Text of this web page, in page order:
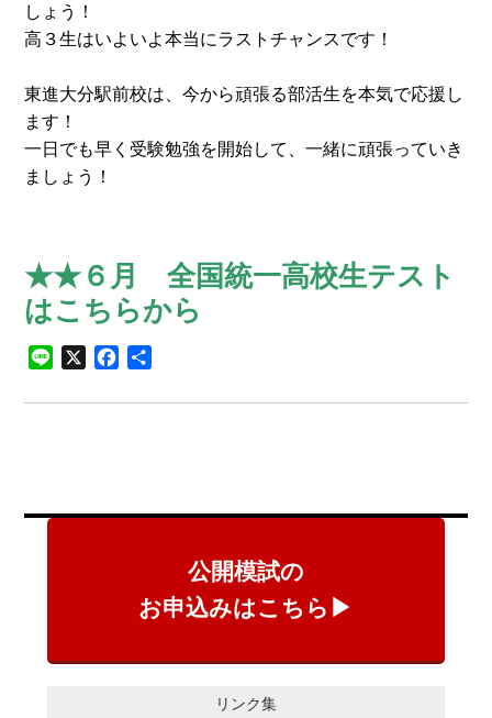
しょう！
高３生はいよいよ本当にラストチャンスです！
東進大分駅前校は、今から頑張る部活生を本気で応援し
ます！
一日でも早く受験勉強を開始して、一緒に頑張っていき
ましょう！
★★６月 全国統一高校生テスト
はこちらから
Line X Facebook
公開模試の
お申込みはこちら▶
リンク集